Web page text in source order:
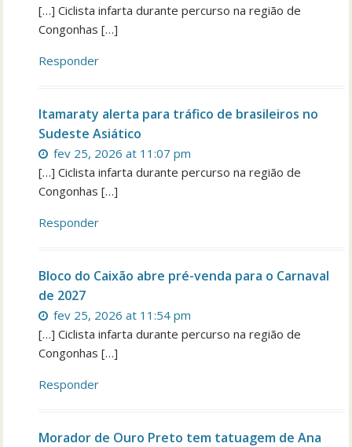
[…] Ciclista infarta durante percurso na região de
Congonhas […]
Responder
Itamaraty alerta para tráfico de brasileiros no
Sudeste Asiático
fev 25, 2026 at 11:07 pm
[…] Ciclista infarta durante percurso na região de
Congonhas […]
Responder
Bloco do Caixão abre pré-venda para o Carnaval
de 2027
fev 25, 2026 at 11:54 pm
[…] Ciclista infarta durante percurso na região de
Congonhas […]
Responder
Morador de Ouro Preto tem tatuagem de Ana